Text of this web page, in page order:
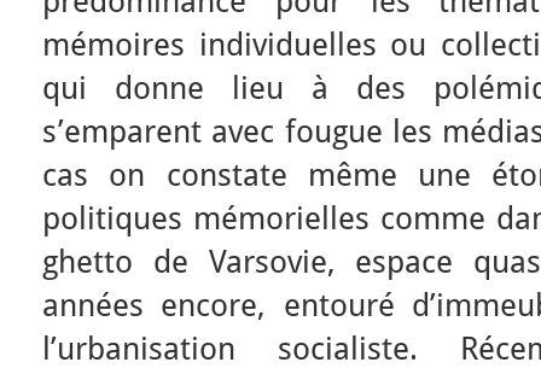
mémoires individuelles ou
qui donne lieu à des
s’emparent avec fougue les
cas on constate même une
politiques mémorielles comme
ghetto de Varsovie, espace
années encore, entouré
l’urbanisation socialiste.